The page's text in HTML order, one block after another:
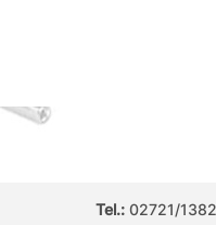
Tel.: 02721/